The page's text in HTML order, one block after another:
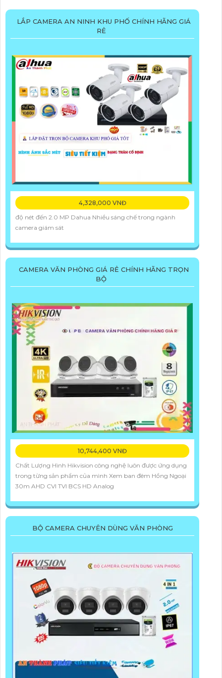
LẮP CAMERA AN NINH KHU PHỐ CHÍNH HÃNG GIÁ
RẺ
4,328,000 VNĐ
độ nét đến 2.0 MP Dahua Nhiều sáng chế trong ngành
camera giám sát
CAMERA VĂN PHÒNG GIÁ RẺ CHÍNH HÃNG TRỌN
BỘ
10,744,400 VNĐ
Chất Lượng Hình Hikvision công nghệ luôn được ứng dụng
trong từng sản phẩm của mình Xem ban đêm Hồng Ngoại
30m AHD CVI TVI BCS HD Analog
BỘ CAMERA CHUYÊN DÙNG VĂN PHÒNG